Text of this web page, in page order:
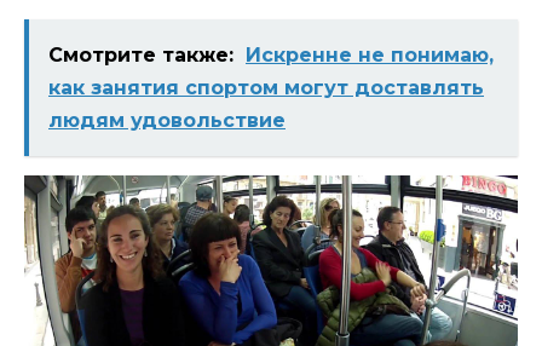
Смотрите также: Искренне не понимаю,
как занятия спортом могут доставлять
людям удовольствие